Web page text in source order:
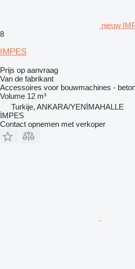
nieuw
8
IMPES
Prijs op aanvraag
Van de fabrikant
Accessoires voor bouwmachines -
Volume 12 m³
Turkije, ANKARA/YENİMAHALLE
İMPES
Contact opnemen met verkoper